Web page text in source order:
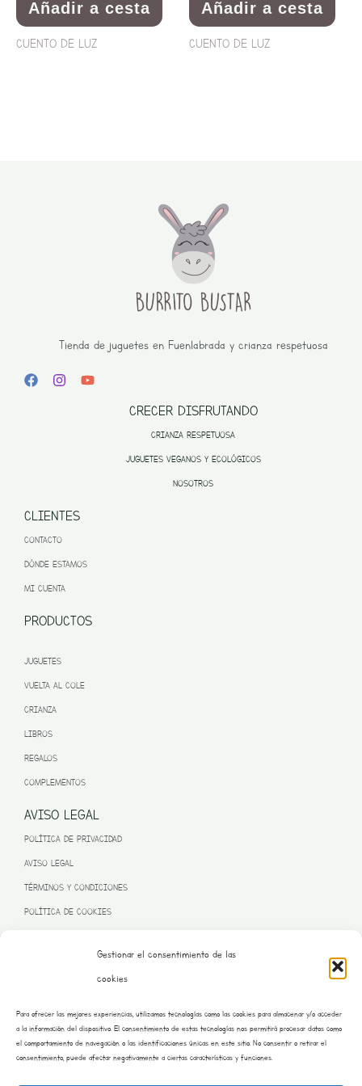
Gestionar el consentimiento de las
cookies
Para ofrecer las mejores experiencias, utilizamos tecnologías como las cookies para almacenar y/o acceder
a la información del dispositivo. El consentimiento de estas tecnologías nos permitirá procesar datos como
el comportamiento de navegación o las identificaciones únicas en este sitio. No consentir o retirar el
consentimiento, puede afectar negativamente a ciertas características y funciones.
Añadir a cesta
CUENTO DE LUZ
Añadir a cesta
CUENTO DE LUZ
Tienda de juguetes en Fuenlabrada y crianza respetuosa
CRECER DISFRUTANDO
CRIANZA RESPETUOSA
JUGUETES VEGANOS Y ECOLÓGICOS
NOSOTROS
CLIENTES
CONTACTO
DÓNDE ESTAMOS
MI CUENTA
PRODUCTOS
JUGUETES
VUELTA AL COLE
CRIANZA
LIBROS
REGALOS
COMPLEMENTOS
AVISO LEGAL
POLÍTICA DE PRIVACIDAD
AVISO LEGAL
TÉRMINOS Y CONDICIONES
POLÍTICA DE COOKIES
– NEXT GENERATION EU